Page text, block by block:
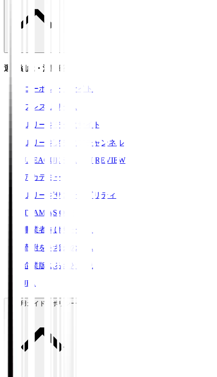
運営組織・活動紹介
コーポレートサイト
プレスリリース
Ｊリーグデータサイト
Ｊリーグメディアチャンネル
J.LEAGUE SEASON REVIEW
アカデミー
Ｊリーグサステナビリティ
TEAM AS ONE
事業者向けサービス
寄附をお考えの方へ
企業版ふるさと納税
JFA
ご利用ガイド・ポリシー